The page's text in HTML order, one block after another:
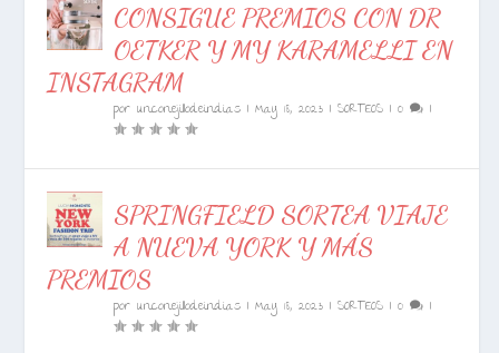
CONSIGUE PREMIOS CON DR
OETKER Y MY KARAMELLI EN
INSTAGRAM
porunconejillodeindias |May 18, 2023 |SORTEOS |0 |
SPRINGFIELD SORTEA VIAJE
A NUEVA YORK Y MÁS
PREMIOS
porunconejillodeindias |May 18, 2023 |SORTEOS |0 |